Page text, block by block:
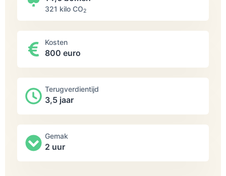
321 kilo СО2
Kosten
800 euro
Terugverdientijd
3,5 jaar
Gemak
2 uur